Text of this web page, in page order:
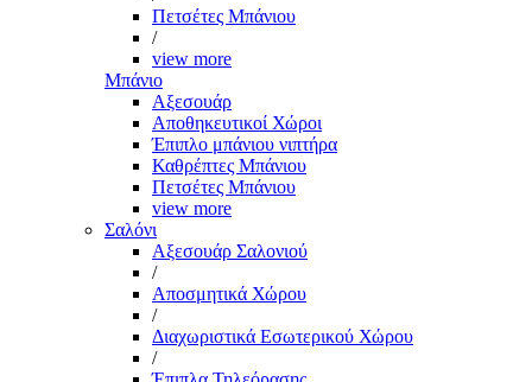
Πετσέτες Μπάνιου
/
view more
Μπάνιο
Αξεσουάρ
Αποθηκευτικοί Χώροι
Έπιπλο μπάνιου νιπτήρα
Καθρέπτες Μπάνιου
Πετσέτες Μπάνιου
view more
Σαλόνι
Αξεσουάρ Σαλονιού
/
Αποσμητικά Χώρου
/
Διαχωριστικά Εσωτερικού Χώρου
/